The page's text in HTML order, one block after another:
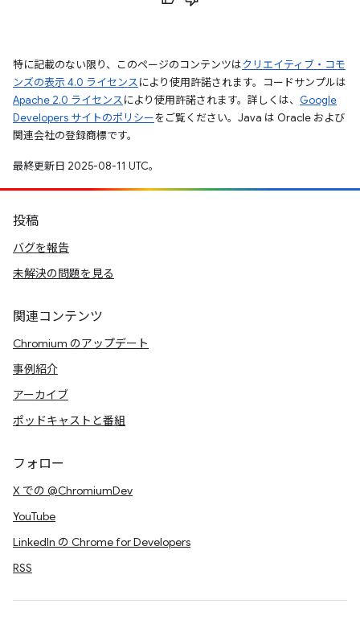
特に記載のない限り、このページのコンテンツはクリエイティブ・コモ
ンズの表示 4.0 ライセンスにより使用許諾されます。コードサンプルは
Apache 2.0 ライセンスにより使用許諾されます。詳しくは、 Google
Developers サイトのポリシーをご覧ください。Java は Oracle および
関連会社の登録商標です。
最終更新日 2025-08-11 UTC。
投稿
バグを報告
未解決の問題を見る
関連コンテンツ
Chromium のアップデート
事例紹介
アーカイブ
ポッドキャストと番組
フォロー
X での @ChromiumDev
YouTube
LinkedIn の Chrome for Developers
RSS